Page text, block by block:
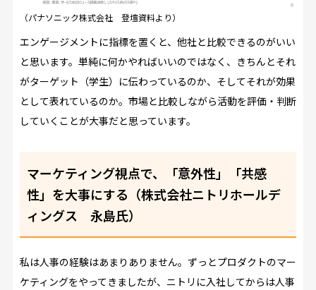
（パナソニック株式会社 登壇資料より）
エンゲージメントに指標を置くと、他社と比較できるのがいい
と思います。単純に何かやればいいのではなく、きちんとそれ
がターゲット（学生）に伝わっているのか、そしてそれが効果
として表れているのか。市場と比較しながら活動を評価・判断
していくことが大事だと思っています。
マーケティング視点で、「意外性」「共感
性」を大事にする（株式会社ニトリホールデ
ィングス 永島氏）
私は人事の経験はあまりありません。ずっとプロダクトのマー
ケティングをやってきましたが、ニトリに入社してからは人事